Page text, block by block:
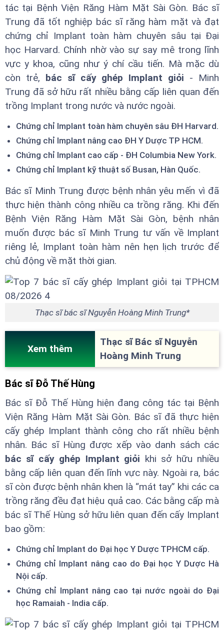
tác tại Bệnh Viện Răng Hàm Mặt Sài Gòn. Bác sĩ
Trung đã tốt nghiệp bác sĩ răng hàm mặt và đạt
chứng chỉ Implant toàn hàm chuyên sâu tại Đại
học Harvard. Chính nhờ vào sự say mê trong lĩnh
vực y khoa, cũng như ý chí cầu tiến. Mà mặc dù
còn trẻ, bác sĩ cấy ghép Implant giỏi - Minh
Trung đã sở hữu rất nhiều bằng cấp liên quan đến
trồng Implant trong nước và nước ngoài.
Chứng chỉ Implant toàn hàm chuyên sâu ĐH Harvard.
Chứng chỉ Implant nâng cao ĐH Y Dược TP HCM.
Chứng chỉ Implant cao cấp - ĐH Columbia New York.
Chứng chỉ Implant kỹ thuật số Busan, Hàn Quốc.
Bác sĩ Minh Trung được bệnh nhân yêu mến vì đã
thực hiện thành công nhiều ca trồng răng. Khi đến
Bệnh Viện Răng Hàm Mặt Sài Gòn, bệnh nhân
muốn được bác sĩ Minh Trung tư vấn về Implant
riêng lẻ, Implant toàn hàm nên hẹn lịch trước để
chủ động về mặt thời gian.
Thạc sĩ bác sĩ Nguyễn Hoàng Minh Trung*
Xem thêm
Thạc sĩ Bác sĩ Nguyễn
Hoàng Minh Trung
Bác sĩ Đỗ Thế Hùng
Bác sĩ Đỗ Thế Hùng hiện đang công tác tại Bệnh
Viện Răng Hàm Mặt Sài Gòn. Bác sĩ đã thực hiện
cấy ghép Implant thành công cho rất nhiều bệnh
nhân. Bác sĩ Hùng được xếp vào danh sách các
bác sĩ cấy ghép Implant giỏi khi sở hữu nhiều
bằng cấp liên quan đến lĩnh vực này. Ngoài ra, bác
sĩ còn được bệnh nhân khen là “mát tay” khi các ca
trồng răng đều đạt hiệu quả cao. Các bằng cấp mà
bác sĩ Thế Hùng sở hữu liên quan đến cấy Implant
bao gồm:
Chứng chỉ Implant do Đại học Y Dược TPHCM cấp.
Chứng chỉ Implant nâng cao do Đại học Y Dược Hà
Nội cấp.
Chứng chỉ Implant nâng cao tại nước ngoài do Đại
học Ramaiah - India cấp.